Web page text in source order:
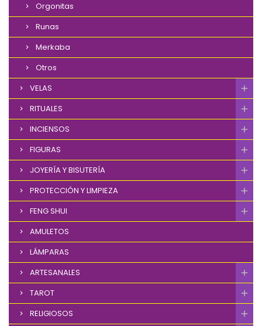
Orgonitas
Runas
Merkaba
Otros
VELAS
RITUALES
INCIENSOS
FIGURAS
JOYERÍA Y BISUTERÍA
PROTECCIÓN Y LIMPIEZA
FENG SHUI
AMULETOS
LÁMPARAS
ARTESANALES
TAROT
RELIGIOSOS